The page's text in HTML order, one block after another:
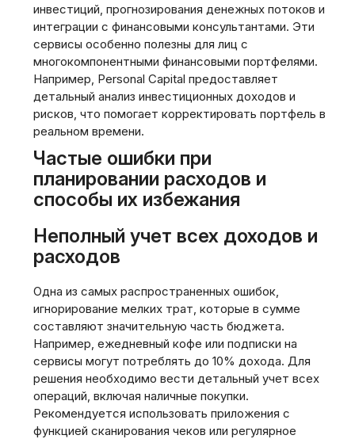
инвестиций‚ прогнозирования денежных потоков и
интеграции с финансовыми консультантами. Эти
сервисы особенно полезны для лиц с
многокомпонентными финансовыми портфелями.
Например‚ Personal Capital предоставляет
детальный анализ инвестиционных доходов и
рисков‚ что помогает корректировать портфель в
реальном времени.
Частые ошибки при
планировании расходов и
способы их избежания
Неполный учет всех доходов и
расходов
Одна из самых распространенных ошибок,
игнорирование мелких трат‚ которые в сумме
составляют значительную часть бюджета.
Например‚ ежедневный кофе или подписки на
сервисы могут потреблять до 10% дохода. Для
решения необходимо вести детальный учет всех
операций‚ включая наличные покупки.
Рекомендуется использовать приложения с
функцией сканирования чеков или регулярное